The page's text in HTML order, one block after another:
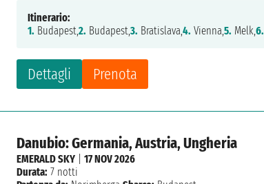
Dettagli Prenota
Itinerario:
1. Budapest,2. Budapest,3. Bratislava,4. Vienna,5. Melk,6.
Danubio: Germania, Austria, Ungheria
EMERALD SKY |17 NOV 2026
Durata: 7 notti